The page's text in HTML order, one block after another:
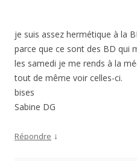
je suis assez hermétique à la
parce que ce sont des BD qui
les samedi je me rends à la
tout de même voir celles-ci.
bises
Sabine DG
Répondre ↓